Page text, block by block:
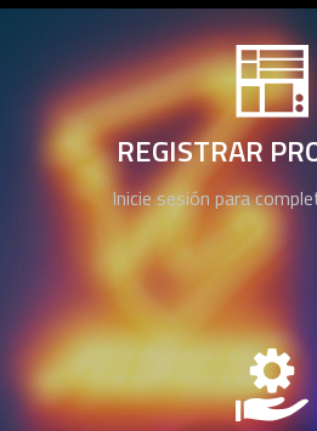
REGISTRAR
Inicie sesión para